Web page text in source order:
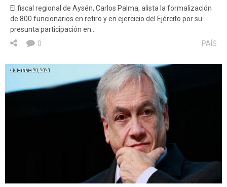
El fiscal regional de Aysén, Carlos Palma, alista la formalización
de 800 funcionarios en retiro y en ejercicio del Ejército por su
presunta participación en…
PAÍS
0
diciembre 20, 2020